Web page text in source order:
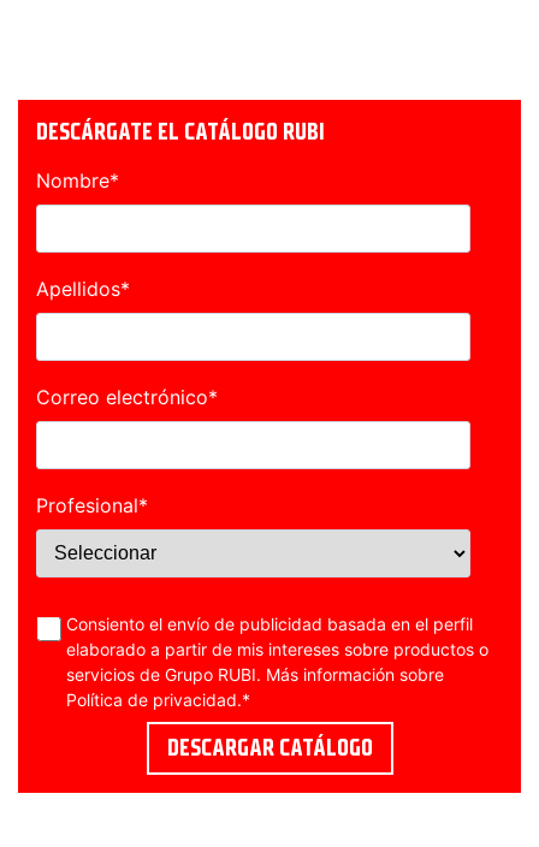
DESCÁRGATE EL CATÁLOGO RUBI
Nombre*
Apellidos*
Correo electrónico*
Profesional*
Consiento el envío de publicidad basada en el perfil
elaborado a partir de mis intereses sobre productos o
servicios de Grupo RUBI. Más información sobre
Política de privacidad.*